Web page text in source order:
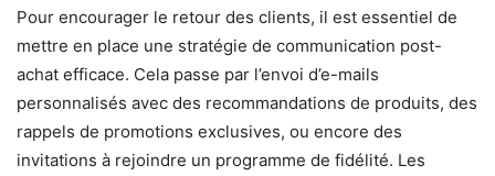
Pour encourager le retour des clients, il est essentiel de
mettre en place une stratégie de communication post-
achat efficace. Cela passe par l’envoi d’e-mails
personnalisés avec des recommandations de produits, des
rappels de promotions exclusives, ou encore des
invitations à rejoindre un programme de fidélité. Les